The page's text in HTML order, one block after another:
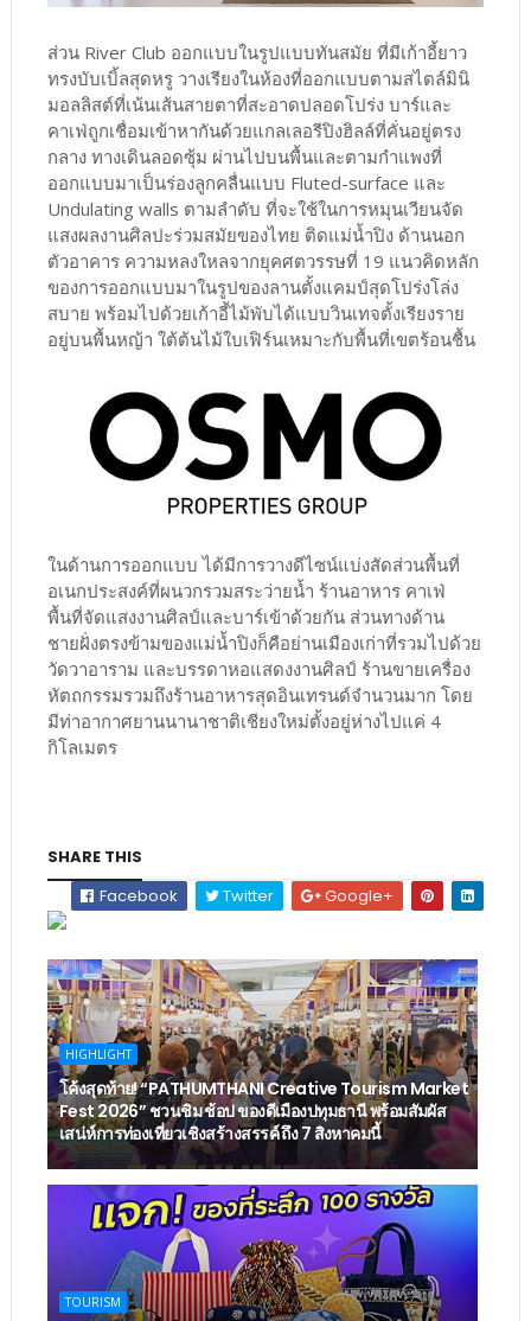
ส่วน River Club ออกแบบในรูปแบบทันสมัย ที่มีเก้าอี้ยาว
ทรงบับเบิ้ลสุดหรู วางเรียงในห้องที่ออกแบบตามสไตล์มินิ
มอลลิสต์ที่เน้นเส้นสายตาที่สะอาดปลอดโปร่ง บาร์และ
คาเฟ่ถูกเชื่อมเข้าหากันด้วยแกลเลอรีปิงฮิลล์ที่คั่นอยู่ตรง
กลาง ทางเดินลอดซุ้ม ผ่านไปบนพื้นและตามกำแพงที่
ออกแบบมาเป็นร่องลูกคลื่นแบบ Fluted-surface และ
Undulating walls ตามลำดับ ที่จะใช้ในการหมุนเวียนจัด
แสงผลงานศิลปะร่วมสมัยของไทย ติดแม่น้ำปิง ด้านนอก
ตัวอาคาร ความหลงใหลจากยุคศตวรรษที่ 19 แนวคิดหลัก
ของการออกแบบมาในรูปของลานตั้งแคมป์สุดโปร่งโล่ง
สบาย พร้อมไปด้วยเก้าอี้ไม้พับได้แบบวินเทจตั้งเรียงราย
อยู่บนพื้นหญ้า ใต้ต้นไม้ใบเฟิร์นเหมาะกับพื้นที่เขตร้อนชื้น
ในด้านการออกแบบ ได้มีการวางดีไซน์แบ่งสัดส่วนพื้นที่
อเนกประสงค์ที่ผนวกรวมสระว่ายน้ำ ร้านอาหาร คาเฟ่
พื้นที่จัดแสงงานศิลป์และบาร์เข้าด้วยกัน ส่วนทางด้าน
ชายฝั่งตรงข้ามของแม่น้ำปิงก็คือย่านเมืองเก่าที่รวมไปด้วย
วัดวาอาราม และบรรดาหอแสดงงานศิลป์ ร้านขายเครื่อง
หัตถกรรมรวมถึงร้านอาหารสุดอินเทรนด์จำนวนมาก โดย
มีท่าอากาศยานนานาชาติเชียงใหม่ตั้งอยู่ห่างไปแค่ 4
กิโลเมตร
SHARE THIS
Facebook
Twitter Google+
HIGHLIGHT
โค้งสุดท้าย! “PATHUMTHANI Creative Tourism Market
Fest 2026” ชวนชิม ช้อป ของดีเมืองปทุมธานี พร้อมสัมผัส
เสน่ห์การท่องเที่ยวเชิงสร้างสรรค์ ถึง 7 สิงหาคมนี้
TOURISM